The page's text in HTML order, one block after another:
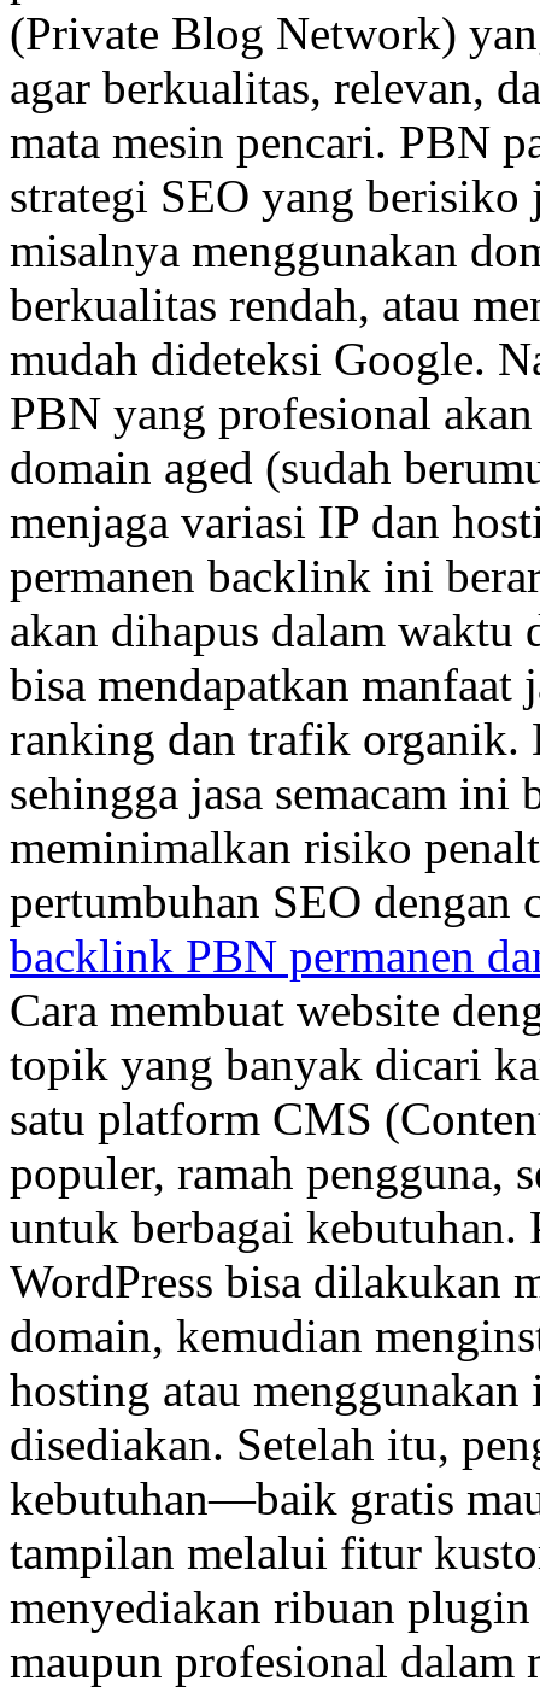
(Private Blog Network)
agar berkualitas, relevan,
mata mesin pencari. PBN
strategi SEO yang
misalnya menggunakan
berkualitas rendah, atau
mudah dideteksi Google.
PBN yang profesional
domain aged (sudah
menjaga variasi IP dan
permanen backlink ini
akan dihapus dalam waktu
bisa mendapatkan manfaat
ranking dan trafik organik.
sehingga jasa semacam
meminimalkan risiko
pertumbuhan SEO dengan
backlink PBN permanen
Cara membuat website
topik yang banyak dicari
satu platform CMS
populer, ramah
untuk berbagai kebutuhan.
WordPress bisa dilakukan
domain, kemudian
hosting atau
disediakan. Setelah itu,
kebutuhan—baik gratis
tampilan melalui fitur
menyediakan ribuan
maupun profesional dalam